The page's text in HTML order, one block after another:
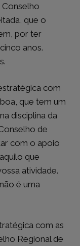
que o
por ter
anos.
com
que tem um
disciplina da
de
com o apoio
que
atividade.
é uma
com as
Regional de